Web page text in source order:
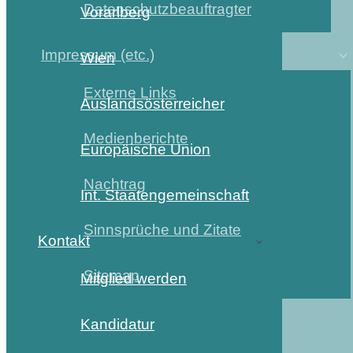
Datenschutzbeauftragter
Impressum (etc.)
Externe Links
Medienberichte
Nachtrag
Sinnsprüche und Zitate
Sitemap
Vorarlberg
Wien
Auslandsösterreicher
Europäische Union
Int. Staatengemeinschaft
Kontakt
Mitglied werden
Kandidatur